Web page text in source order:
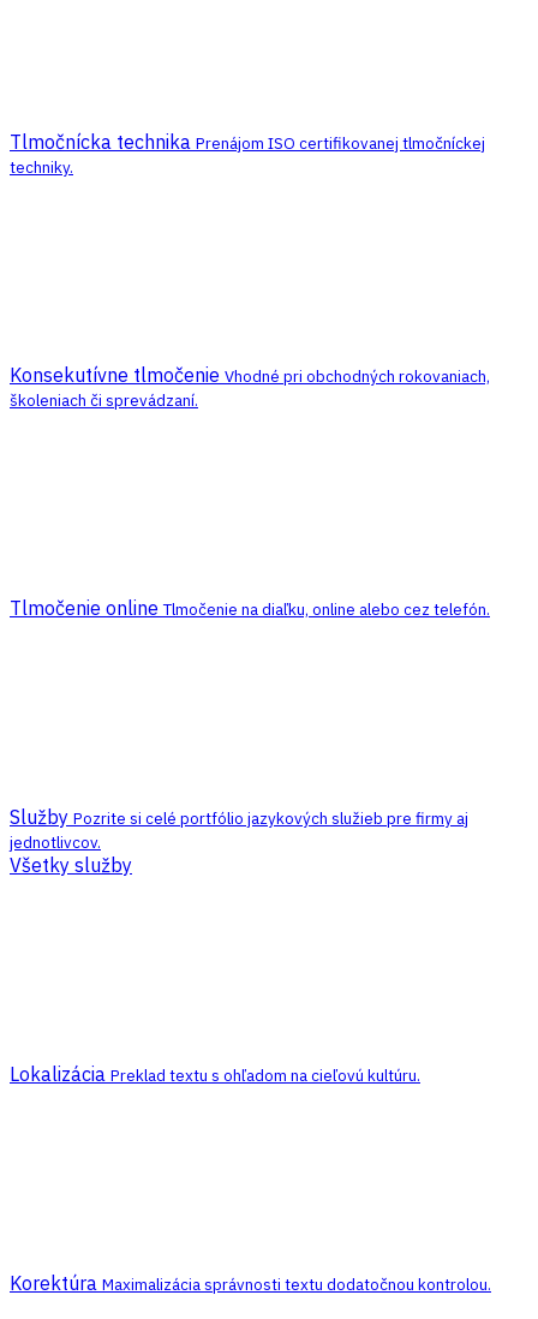
Tlmočnícka technika Prenájom ISO certifikovanej tlmočníckej
techniky.
Konsekutívne tlmočenie Vhodné pri obchodných rokovaniach,
školeniach či sprevádzaní.
Tlmočenie online Tlmočenie na diaľku, online alebo cez telefón.
Služby Pozrite si celé portfólio jazykových služieb pre firmy aj
jednotlivcov.
Všetky služby
Lokalizácia Preklad textu s ohľadom na cieľovú kultúru.
Korektúra Maximalizácia správnosti textu dodatočnou kontrolou.